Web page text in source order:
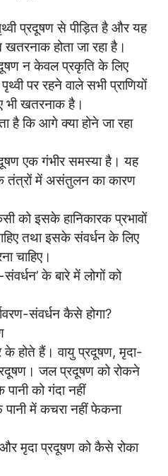
प्रदूषण से पीड़ित है और यह
खतरनाक होता जा रहा है।
न केवल प्रकृति के लिए
पर रहने वाले सभी प्राणियों
भी खतरनाक है।
है कि आगे क्या होने जा रहा
एक गंभीर समस्या है। यह
तंत्रों में असंतुलन का कारण
को इसके हानिकारक प्रभावों
तथा इसके संवर्धन के लिए
चाहिए।
के बारे में लोगों को
संवर्धन कैसे होगा?
के होते हैं। वायु प्रदूषण, मृदा-
जल प्रदूषण को रोकने
को गंदा नहीं
पानी में कचरा नहीं फेकना
मृदा प्रदूषण को कैसे रोका